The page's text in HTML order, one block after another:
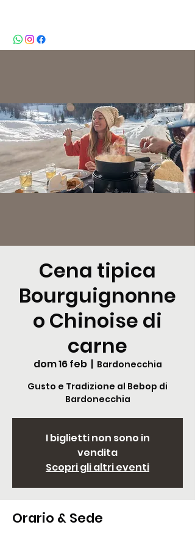
Cena tipica
Bourguignonne
o Chinoise di
carne
dom 16 feb
  |
Bardonecchia
Gusto e Tradizione al Bebop di
Bardonecchia
I biglietti non sono in
vendita
Scopri gli altri eventi
Orario & Sede